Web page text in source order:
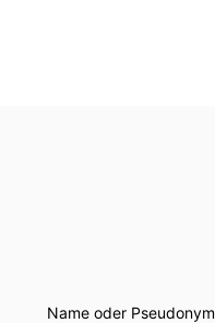
Name oder Pseudonym